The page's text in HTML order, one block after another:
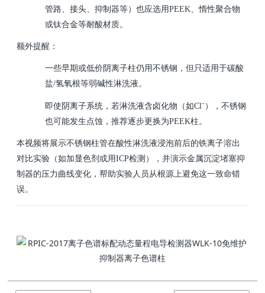
管路、接头、抑制器等）也应选用PEEK、惰性聚合物
或钛合金等耐酸材质。
额外提醒：
一些早期或低价阴离子柱仍用不锈钢，但只适用于碳酸
盐/氢氧根等弱碱性淋洗液。
即使阴离子系统，若淋洗液含卤化物（如Cl⁻），不锈钢
也可能发生点蚀，推荐逐步更换为PEEK柱。
本视频将展示不锈钢柱管在酸性淋洗液浸泡前后的铁离子溶出
对比实验（如加显色剂或用ICP检测），并演示金属沉淀堵塞抑
制器的压力曲线变化，帮助实验人员从根源上避免这一致命错
误。